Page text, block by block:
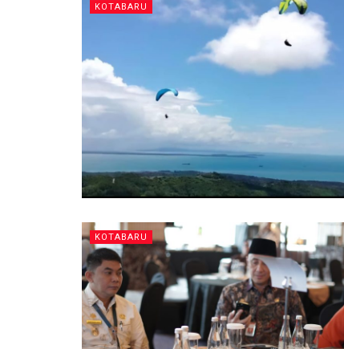
KOTABARU
KOTABARU